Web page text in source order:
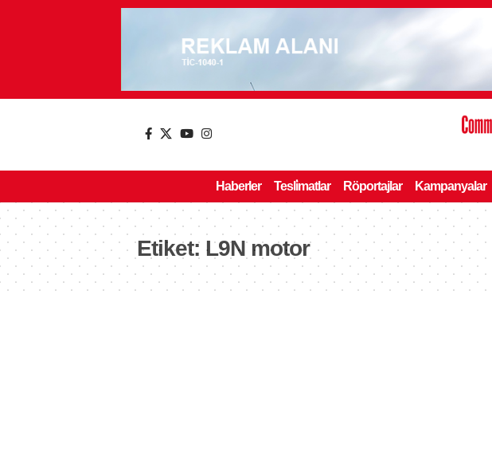
Haberler Tesli̇matlar Röportajlar Kampanyalar
Etiket: L9N motor